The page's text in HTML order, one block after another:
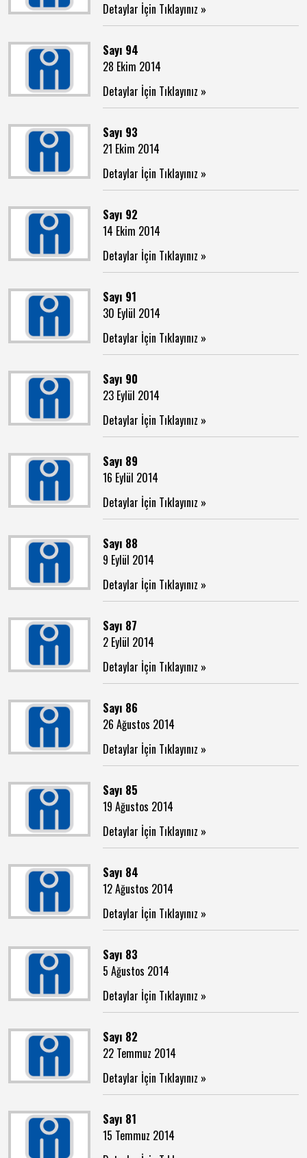
Detaylar İçin Tıklayınız »
Sayı 94
28 Ekim 2014
Detaylar İçin Tıklayınız »
Sayı 93
21 Ekim 2014
Detaylar İçin Tıklayınız »
Sayı 92
14 Ekim 2014
Detaylar İçin Tıklayınız »
Sayı 91
30 Eylül 2014
Detaylar İçin Tıklayınız »
Sayı 90
23 Eylül 2014
Detaylar İçin Tıklayınız »
Sayı 89
16 Eylül 2014
Detaylar İçin Tıklayınız »
Sayı 88
9 Eylül 2014
Detaylar İçin Tıklayınız »
Sayı 87
2 Eylül 2014
Detaylar İçin Tıklayınız »
Sayı 86
26 Ağustos 2014
Detaylar İçin Tıklayınız »
Sayı 85
19 Ağustos 2014
Detaylar İçin Tıklayınız »
Sayı 84
12 Ağustos 2014
Detaylar İçin Tıklayınız »
Sayı 83
5 Ağustos 2014
Detaylar İçin Tıklayınız »
Sayı 82
22 Temmuz 2014
Detaylar İçin Tıklayınız »
Sayı 81
15 Temmuz 2014